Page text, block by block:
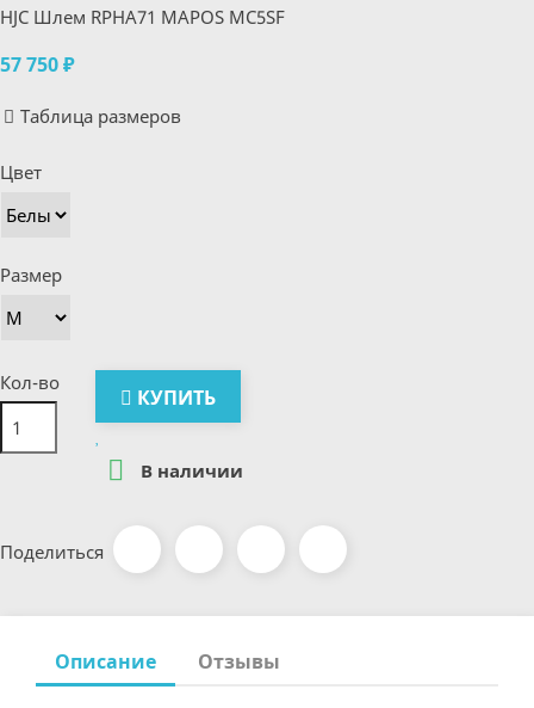
HJC Шлем RPHA71 MAPOS MC5SF
57 750 ₽
Таблица размеров
Цвет
Размер
Кол-во
КУПИТЬ
 В наличии
Поделиться
Описание Отзывы